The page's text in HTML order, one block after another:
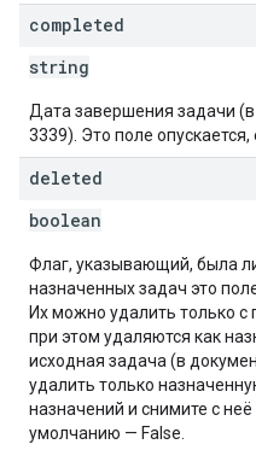
completed
string
Дата завершения задачи
3339). Это поле
deleted
boolean
Флаг, указывающий, была
назначенных задач это
Их можно удалить только
при этом удаляются как
исходная задача (в
удалить только
назначений и снимите с
умолчанию — False.